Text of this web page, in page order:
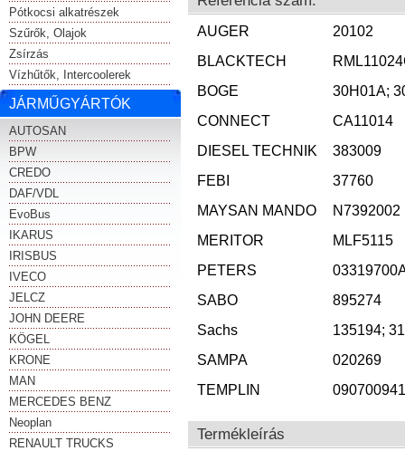
Pótkocsi alkatrészek
Szűrők, Olajok
Zsírzás
Vízhűtők, Intercoolerek
JÁRMŰGYÁRTÓK
AUTOSAN
BPW
CREDO
DAF/VDL
EvoBus
IKARUS
IRISBUS
IVECO
JELCZ
JOHN DEERE
KÖGEL
KRONE
MAN
MERCEDES BENZ
Neoplan
RENAULT TRUCKS
AUGER
20102
BLACKTECH
BOGE
30H01A;
CONNECT
CA11014
DIESEL TECHNIK
383009
FEBI
37760
MAYSAN MANDO
N7392002
MERITOR
MLF5115
PETERS
SABO
895274
Sachs
135194;
SAMPA
020269
TEMPLIN
Termékleírás